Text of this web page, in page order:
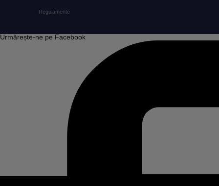
Regulamente
Urmărește-ne pe Facebook